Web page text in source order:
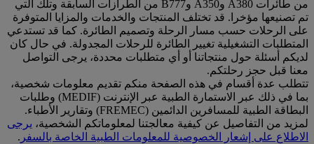
من طائرات A380 وA350 وB777 من الطرازات السابقة وتلك التي
تم تصنيعها مؤخرا. قد تختلف المنتجات والخدمات والمزايا المتوفرة
على الرحلات حسب مسار الرحلة وتصميم الطائرة. كما قد تستدعي
المتطلبات التشغيلية تغيير الطائرة للرحلات المجدولة. في حال كان
لديكم أسئلة حول منتجاتنا أو أي متطلبات محددة، يرجى التواصل
معنا قبل حجز رحلتكم.
تتطلب عدة أقسام في هذه الصفحة منكم تقديم معلومات شخصية،
بما في ذلك عبر الاستمارة الطبية عبر الإنترنت (MEDIF) وطلبات
البطاقة الطبية للمسافرين الدائمين (FREMEC) وتقارير الأطباء.
لمزيد من التفاصيل عن كيفية معالجتنا لمعلوماتكم الشخصية، يرجى
الاطلاع على إشعار الخصوصية للمعلومات الطبية الخاصة بالسفر .